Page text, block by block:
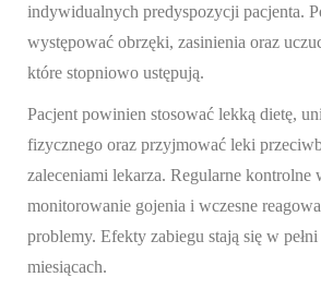
indywidualnych predyspozycji pacjenta.
występować obrzęki, zasinienia oraz
które stopniowo ustępują.
Pacjent powinien stosować lekką dietę,
fizycznego oraz przyjmować leki
zaleceniami lekarza. Regularne kontrolne
monitorowanie gojenia i wczesne
problemy. Efekty zabiegu stają się w
miesiącach.